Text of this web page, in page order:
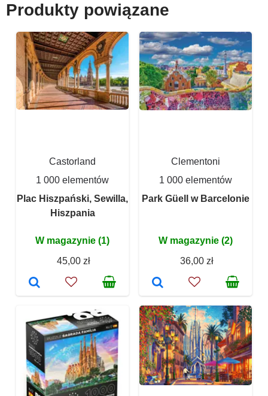
Produkty powiązane
Castorland
1 000 elementów
Plac Hiszpański, Sewilla,
Hiszpania
W magazynie (1)
45,00 zł
Clementoni
1 000 elementów
Park Güell w Barcelonie
W magazynie (2)
36,00 zł